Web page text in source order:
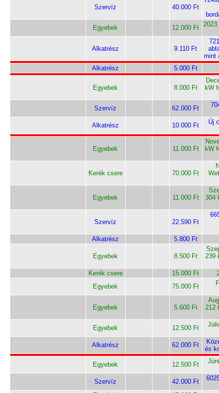
Szervíz 40.000 Ft
Egyebek
12.000 Ft
Alkatrész 9.110 Ft
mint
Alkatrész
5.000 Ft
Egyebek 8.000 Ft
kW
Szervíz 62.000 Ft
Alkatrész 10.000 Ft Új
Egyebek 11.000 Ft
kW
Kerék csere 70.000 Ft
Egyebek 11.000 Ft
304
Szervíz 22.590 Ft
Alkatrész 5.800 Ft
Egyebek 8.500 Ft
239
Kerék csere 15.000 Ft
Egyebek
75.000 Ft
Egyebek 5.600 Ft
212
Egyebek 12.500 Ft
Alkatrész 62.000 Ft
és
Egyebek 12.500 Ft
Szervíz 42.000 Ft